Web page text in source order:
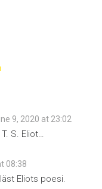
9, 2020 at 23:02
S. Eliot…
08:38
Eliots poesi.